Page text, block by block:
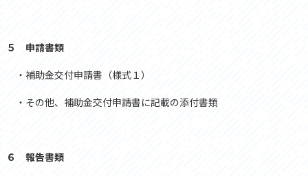
５ 申請書類
・ 補助金交付申請書（様式１）
・その他、補助金交付申請書に記載の添付書類
６ 報告書類